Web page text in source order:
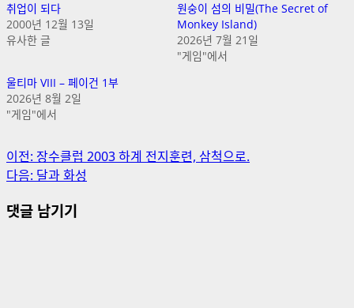
취업이 되다
2000년 12월 13일
유사한 글
원숭이 섬의 비밀(The Secret of
Monkey Island)
2026년 7월 21일
"게임"에서
울티마 VIII – 페이건 1부
2026년 8월 2일
"게임"에서
게
시
물
이전: 장수클럽 2003 하계 전지훈련, 삼척으로.
다음: 달과 화성
댓글 남기기